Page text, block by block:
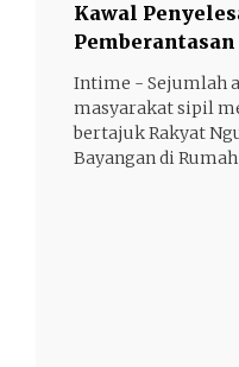
Kawal
Intime - Sejumlah
masyarakat sipil
bertajuk Rakyat
Bayangan di Rumah